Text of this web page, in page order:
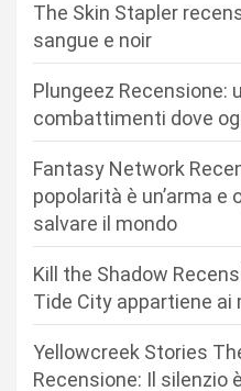
The Skin Stapler
sangue e noir
Plungeez Recensione:
combattimenti dove
Fantasy Network
popolarità è un’arma e
salvare il mondo
Kill the Shadow
Tide City appartiene ai
Yellowcreek Stories
Recensione: Il silenzio